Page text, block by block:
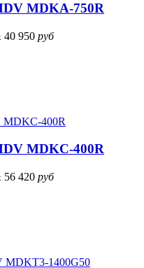
MDKA-750R
40 950 руб
MDKС-400R
56 420 руб